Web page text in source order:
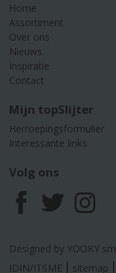
Home
Assortiment
Over ons
Nieuws
Inspiratie
Contact
Mijn topSlijter
Herroepingsformulier
Interessante links
Volg ons
F
a
T
w
I
n
Designed by YOOKY
IDIN/ITSME
sitemap